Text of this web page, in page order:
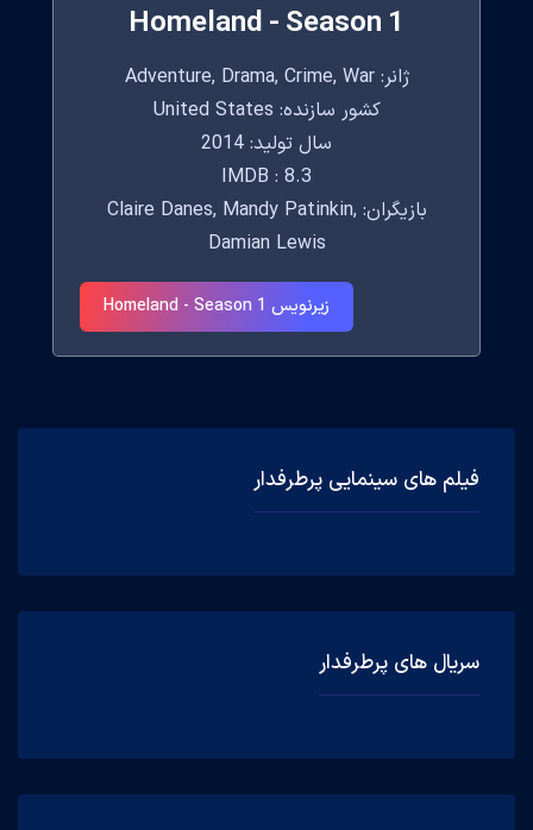
فیلم های سینمایی پرطرفدار
سریال های پرطرفدار
Homeland - Season 1
ژانر: Adventure, Drama, Crime, War
کشور سازنده: United States
سال تولید: 2014
IMDB : 8.3
بازیگران: Claire Danes, Mandy Patinkin,
Damian Lewis
زیرنویس Homeland - Season 1